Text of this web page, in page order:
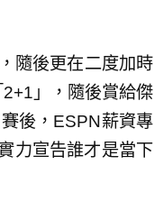
隨後更在二度加時
」，隨後賞給傑
後，ESPN薪資專
力宣告誰才是當下